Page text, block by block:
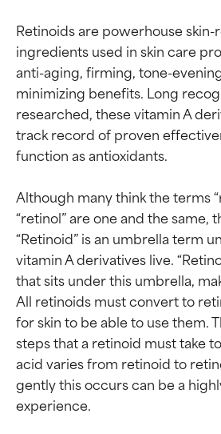
Retinoids are powerhouse
ingredients used in skin care
anti-aging, firming, tone-
minimizing benefits. Long
researched, these vitamin A
track record of proven
function as antioxidants.
Although many think the terms
“retinol” are one and the same,
“Retinoid” is an umbrella term
vitamin A derivatives live.
that sits under this umbrella,
All retinoids must convert to
for skin to be able to use them.
steps that a retinoid must take
acid varies from retinoid to
gently this occurs can be a
experience.